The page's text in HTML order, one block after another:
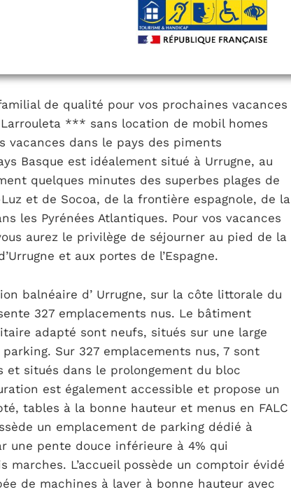
de qualité pour vos prochaines vacances
Larrouleta *** sans location de mobil homes
vacances dans le pays des piments
Basque est idéalement situé à Urrugne, au
quelques minutes des superbes plages de
et de Socoa, de la frontière espagnole, de la
les Pyrénées Atlantiques. Pour vos vacances
aurez le privilège de séjourner au pied de la
et aux portes de l’Espagne.
balnéaire d’ Urrugne, sur la côte littorale du
327 emplacements nus. Le bâtiment
adapté sont neufs, situés sur une large
Sur 327 emplacements nus, 7 sont
et situés dans le prolongement du bloc
est également accessible et propose un
tables à la bonne hauteur et menus en FALC
un emplacement de parking dédié à
une pente douce inférieure à 4% qui
marches. L’accueil possède un comptoir évidé
de machines à laver à bonne hauteur avec